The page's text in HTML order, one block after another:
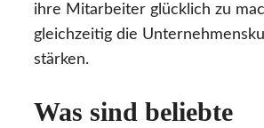
ihre Mitarbeiter glücklich zu
gleichzeitig die
stärken.
Was sind beliebte